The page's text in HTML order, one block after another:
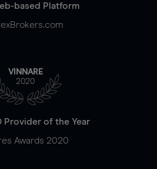
based Platform
VINNARE
2020
Provider of the Year
Awards 2020